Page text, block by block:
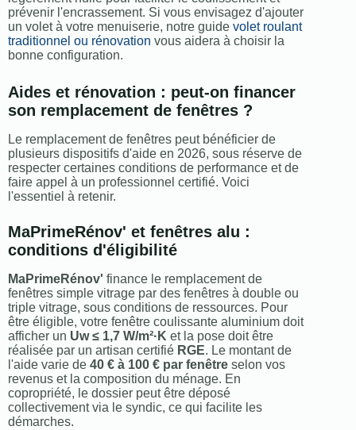
prévenir l'encrassement. Si vous envisagez d'ajouter
un volet à votre menuiserie, notre guide volet roulant
traditionnel ou rénovation vous aidera à choisir la
bonne configuration.
Aides et rénovation : peut-on financer
son remplacement de fenêtres ?
Le remplacement de fenêtres peut bénéficier de
plusieurs dispositifs d'aide en 2026, sous réserve de
respecter certaines conditions de performance et de
faire appel à un professionnel certifié. Voici
l'essentiel à retenir.
MaPrimeRénov' et fenêtres alu :
conditions d'éligibilité
MaPrimeRénov' finance le remplacement de
fenêtres simple vitrage par des fenêtres à double ou
triple vitrage, sous conditions de ressources. Pour
être éligible, votre fenêtre coulissante aluminium doit
afficher un Uw ≤ 1,7 W/m²·K et la pose doit être
réalisée par un artisan certifié RGE. Le montant de
l'aide varie de 40 € à 100 € par fenêtre selon vos
revenus et la composition du ménage. En
copropriété, le dossier peut être déposé
collectivement via le syndic, ce qui facilite les
démarches.